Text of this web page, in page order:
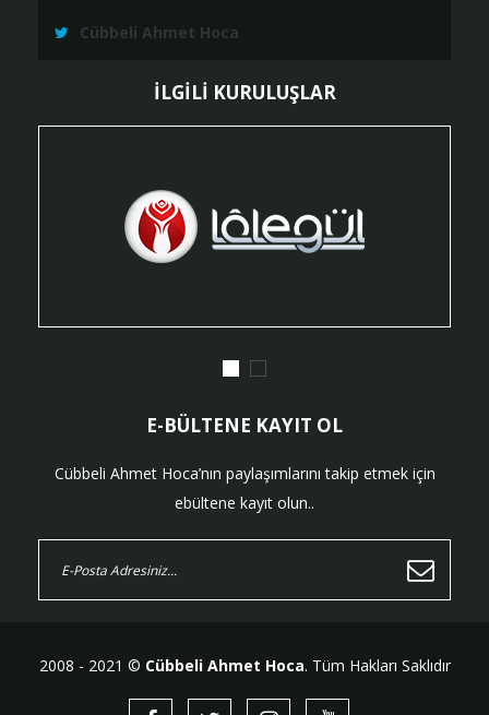
Cübbeli Ahmet Hoca
İLGİLİ KURULUŞLAR
E-BÜLTENE KAYIT OL
Cübbeli Ahmet Hoca’nın paylaşımlarını takip etmek için
ebültene kayıt olun..
2008 - 2021 © Cübbeli Ahmet Hoca. Tüm Hakları Saklıdır